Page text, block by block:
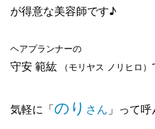
が得意な美容師です♪
ヘアプランナーの
守安 範紘 （モリヤス ノリヒロ）
気軽に「のり さん 」って